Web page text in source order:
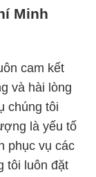
Minh
cam kết
và hài lòng
chúng tôi
là yếu tố
phục vụ các
tôi luôn đặt